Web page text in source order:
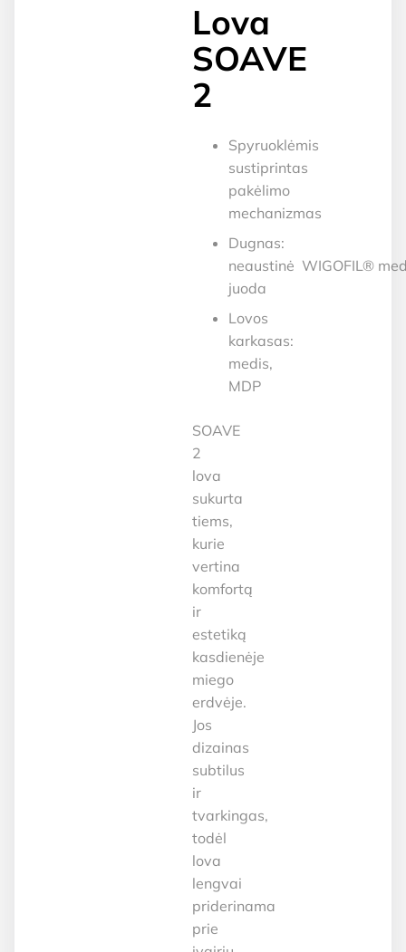
Lova
SOAVE
2
Spyruoklėmis
sustiprintas
pakėlimo
mechanizmas
Dugnas:
neaustinė WIGOFIL®
juoda
Lovos
karkasas:
medis,
MDP
SOAVE
2
lova
sukurta
tiems,
kurie
vertina
komfortą
ir
estetiką
kasdienėje
miego
erdvėje.
Jos
dizainas
subtilus
ir
tvarkingas,
todėl
lova
lengvai
priderinama
prie